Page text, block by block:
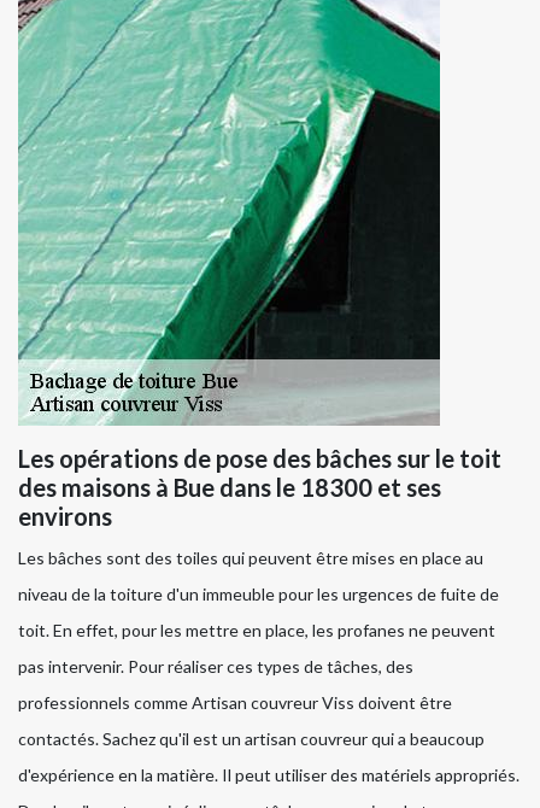
Les opérations de pose des bâches sur le toit
des maisons à Bue dans le 18300 et ses
environs
Les bâches sont des toiles qui peuvent être mises en place au
niveau de la toiture d'un immeuble pour les urgences de fuite de
toit. En effet, pour les mettre en place, les profanes ne peuvent
pas intervenir. Pour réaliser ces types de tâches, des
professionnels comme Artisan couvreur Viss doivent être
contactés. Sachez qu'il est un artisan couvreur qui a beaucoup
d'expérience en la matière. Il peut utiliser des matériels appropriés.